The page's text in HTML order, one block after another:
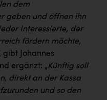
dem
geben und öffnen ihn
Interessierte, der
fördern möchte,
gibt Johannes
ergänzt: „Künftig soll
direkt an der Kassa
und so den